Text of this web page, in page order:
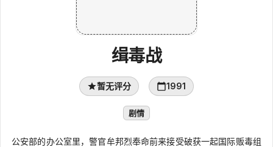
缉毒战
暂无评分 1991
剧情
公安部的办公室里，警官牟邦烈奉命前来接受破获一起国际贩毒组